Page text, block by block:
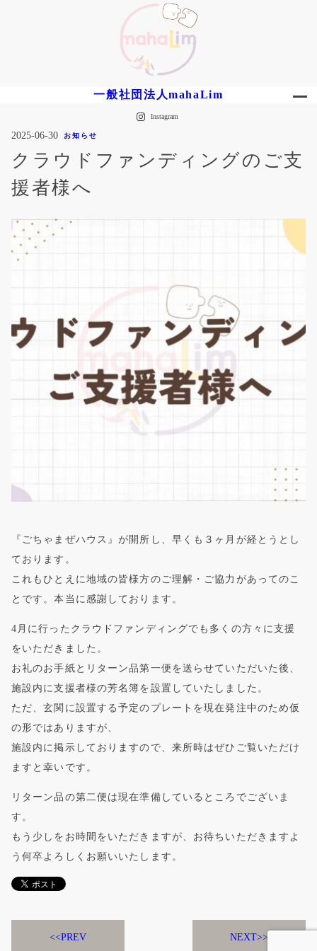
一般社団法人mahaLim
Instagram
2025-06-30 お知らせ
クラウドファンディングのご支
援者様へ
『ごちゃまぜハウス』が開所し、早くも３ヶ月が経とうとし
ております。
これもひとえに地域の皆様方のご理解・ご協力があってのこ
とです。本当に感謝しております。
4月に行ったクラウドファンディングでも多くの方々に支援
をいただきました。
お礼のお手紙とリターン品第一便を送らせていただいた後、
施設内に支援者様の芳名簿を設置していたしました。
ただ、玄関に設置する予定のプレートを現在発注中のため仮
の形ではありますが、
施設内に掲示しておりますので、来所時はぜひご覧いただけ
ますと幸いです。
リターン品の第二便は現在準備しているところでございま
す。
もう少しをお時間をいただきますが、お待ちいただきますよ
う何卒よろしくお願いいたします。
PREV NEXT